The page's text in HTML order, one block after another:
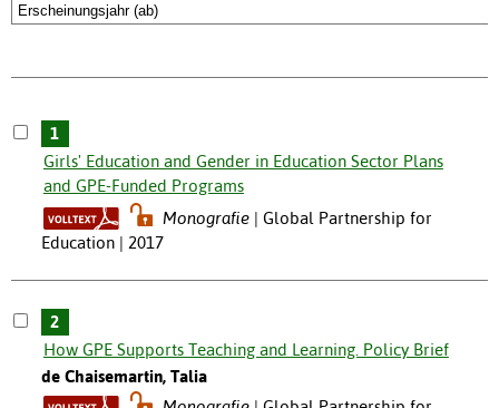
1
Girls' Education and Gender in Education Sector Plans
and GPE-Funded Programs
Monografie
Global Partnership for
Education | 2017
2
How GPE Supports Teaching and Learning. Policy Brief
de Chaisemartin, Talia